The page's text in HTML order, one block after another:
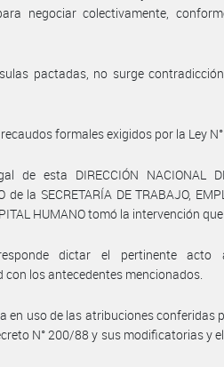
negociar colectivamente,
pactadas, no surge
formales exigidos por la Ley
de esta DIRECCIÓN NACIONAL
de la SECRETARÍA DE TRABAJO,
HUMANO tomó la intervención
dictar el pertinente acto
los antecedentes mencionados.
en uso de las atribuciones conferidas
N° 200/88 y sus modificatorias y